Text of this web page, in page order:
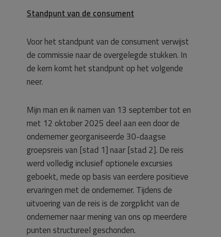
Standpunt van de consument
Voor het standpunt van de consument verwijst
de commissie naar de overgelegde stukken. In
de kern komt het standpunt op het volgende
neer.
Mijn man en ik namen van 13 september tot en
met 12 oktober 2025 deel aan een door de
ondernemer georganiseerde 30-daagse
groepsreis van [stad 1] naar [stad 2]. De reis
werd volledig inclusief optionele excursies
geboekt, mede op basis van eerdere positieve
ervaringen met de ondernemer. Tijdens de
uitvoering van de reis is de zorgplicht van de
ondernemer naar mening van ons op meerdere
punten structureel geschonden.